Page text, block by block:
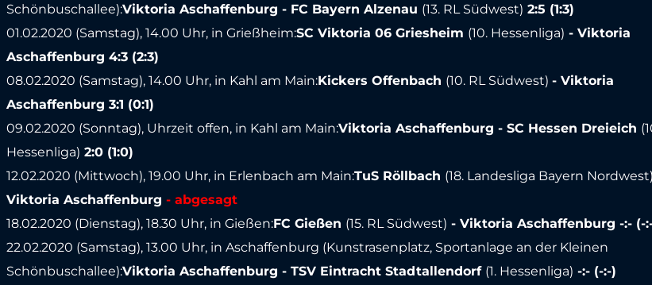
Schönbuschallee):Viktoria Aschaffenburg - FC Bayern Alzenau (13. RL Südwest) 2:5 (1:3)
01.02.2020 (Samstag), 14.00 Uhr, in Grießheim:SC Viktoria 06 Griesheim (10. Hessenliga) - Viktoria
Aschaffenburg 4:3 (2:3)
08.02.2020 (Samstag), 14.00 Uhr, in Kahl am Main:Kickers Offenbach (10. RL Südwest) - Viktoria
Aschaffenburg 3:1 (0:1)
09.02.2020 (Sonntag), Uhrzeit offen, in Kahl am Main:Viktoria Aschaffenburg - SC Hessen Dreieich
Hessenliga) 2:0 (1:0)
12.02.2020 (Mittwoch), 19.00 Uhr, in Erlenbach am Main:TuS Röllbach (18. Landesliga Bayern Nordwest)
Viktoria Aschaffenburg - abgesagt
18.02.2020 (Dienstag), 18.30 Uhr, in Gießen:FC Gießen (15. RL Südwest) - Viktoria Aschaffenburg -:- (-
22.02.2020 (Samstag), 13.00 Uhr, in Aschaffenburg (Kunstrasenplatz, Sportanlage an der Kleinen
Schönbuschallee):Viktoria Aschaffenburg - TSV Eintracht Stadtallendorf (1. Hessenliga) -:- (-:-)